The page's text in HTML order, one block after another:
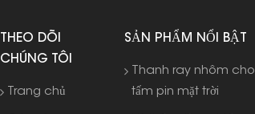
THEO DÕI
CHÚNG TÔI
Trang chủ
SẢN PHẨM NỔI BẬT
Thanh ray nhôm cho
tấm pin mặt trời